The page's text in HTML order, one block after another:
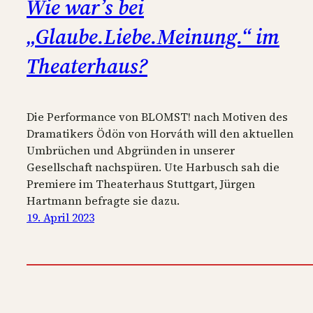
Wie war’s bei
„Glaube.Liebe.Meinung.“ im
Theaterhaus?
Die Performance von BLOMST! nach Motiven des
Dramatikers Ödön von Horváth will den aktuellen
Umbrüchen und Abgründen in unserer
Gesellschaft nachspüren. Ute Harbusch sah die
Premiere im Theaterhaus Stuttgart, Jürgen
Hartmann befragte sie dazu.
19. April 2023